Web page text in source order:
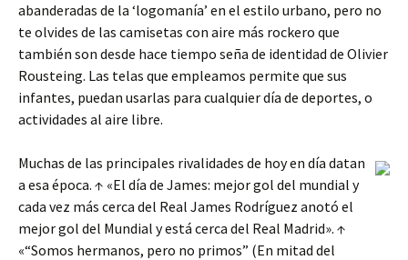
abanderadas de la ‘logomanía’ en el estilo urbano, pero no
te olvides de las camisetas con aire más rockero que
también son desde hace tiempo seña de identidad de Olivier
Rousteing. Las telas que empleamos permite que sus
infantes, puedan usarlas para cualquier día de deportes, o
actividades al aire libre.
Muchas de las principales rivalidades de hoy en día datan
a esa época. ↑ «El día de James: mejor gol del mundial y
cada vez más cerca del Real James Rodríguez anotó el
mejor gol del Mundial y está cerca del Real Madrid». ↑
«“Somos hermanos, pero no primos” (En mitad del